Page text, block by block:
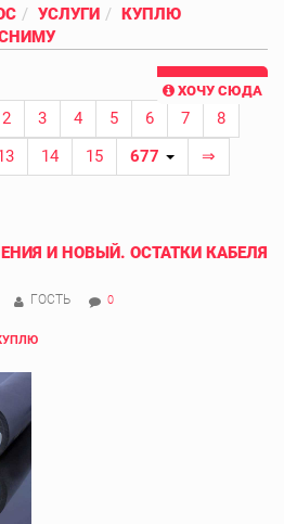
УСЛУГИ
КУПЛЮ
ХОЧУ СЮДА
2 3 4 5 6 7
8
14 15 677
⇒
И НОВЫЙ. ОСТАТКИ КАБЕЛЯ
ГОСТЬ 0